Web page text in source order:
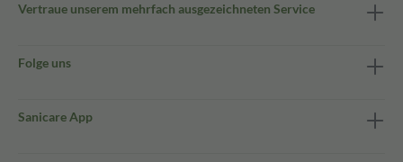
Vertraue unserem mehrfach ausgezeichneten Service
Folge uns
Sanicare App